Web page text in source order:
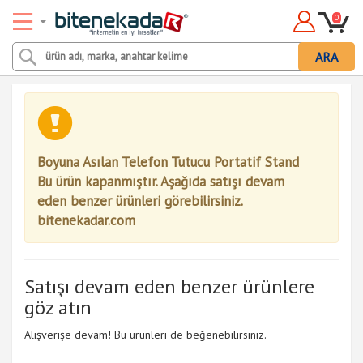
ARA
0
Boyuna Asılan Telefon Tutucu Portatif Stand
Bu ürün kapanmıştır. Aşağıda satışı devam
eden benzer ürünleri görebilirsiniz.
bitenekadar.com
Satışı devam eden benzer ürünlere
göz atın
Alışverişe devam! Bu ürünleri de beğenebilirsiniz.